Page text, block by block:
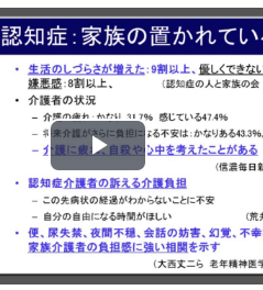
Play
Video